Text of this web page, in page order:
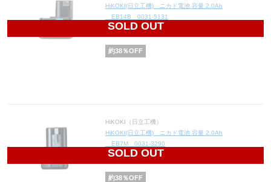
SOLD OUT
HiKOKI(日立工機) ニカド電池 容量 2.0Ah
EB14B 0031-5131
11,160
約38％OFF
SOLD OUT
HiKOKI（日立工機）
HiKOKI(日立工機) ニカド電池 容量 2.0Ah
EB7M 0031-3290
8,184
約38％OFF